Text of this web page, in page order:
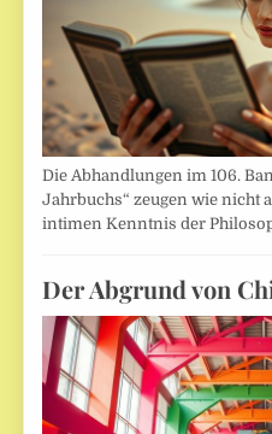
Die Abhandlungen im 106.
Jahrbuchs“ zeugen wie nicht
intimen Kenntnis der
Der Abgrund von